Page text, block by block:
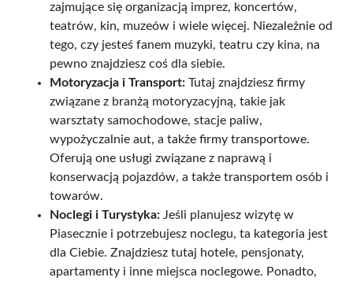
zajmujące się organizacją imprez, koncertów,
teatrów, kin, muzeów i wiele więcej. Niezależnie od
tego, czy jesteś fanem muzyki, teatru czy kina, na
pewno znajdziesz coś dla siebie.
Motoryzacja i Transport: Tutaj znajdziesz firmy
związane z branżą motoryzacyjną, takie jak
warsztaty samochodowe, stacje paliw,
wypożyczalnie aut, a także firmy transportowe.
Oferują one usługi związane z naprawą i
konserwacją pojazdów, a także transportem osób i
towarów.
Noclegi i Turystyka: Jeśli planujesz wizytę w
Piasecznie i potrzebujesz noclegu, ta kategoria jest
dla Ciebie. Znajdziesz tutaj hotele, pensjonaty,
apartamenty i inne miejsca noclegowe. Ponadto,